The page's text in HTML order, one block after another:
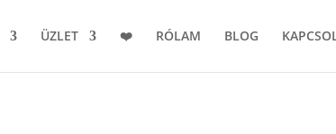
ÜZLET ❤️ RÓLAM BLOG